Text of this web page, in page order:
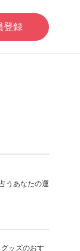
登録
うあなたの運
グッズのおす